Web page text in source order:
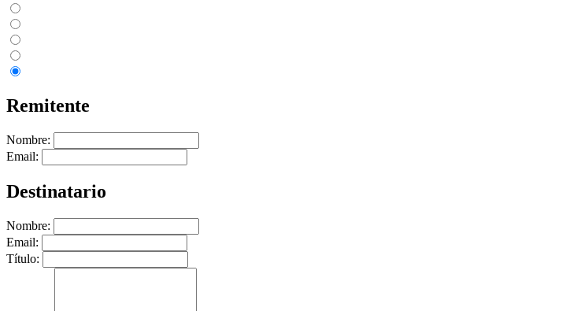
Remitente
Nombre:
Email:
Destinatario
Nombre:
Email:
Título: